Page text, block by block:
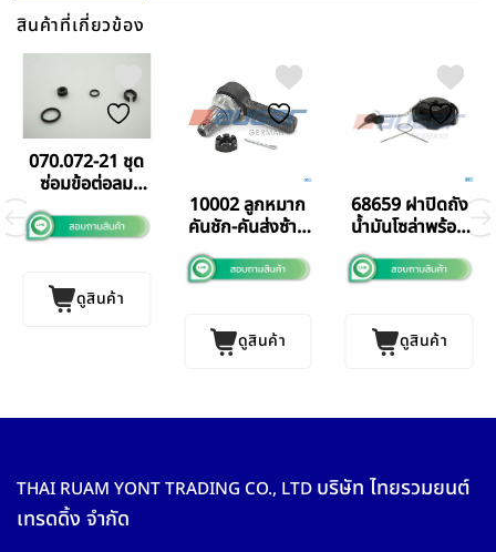
สินค้าที่เกี่ยวข้อง
070.072-21 ชุด
ซ่อมข้อต่อลม
Mercedes
Benz 457 IBC
ดูสินค้า
10002 ลูกหมาก
คันชัก-คันส่งซ้าย
Benz Scania
ดูสินค้า
68659 ฝาปิดถัง
น้ำมันโซล่าพร้อม
กุญแจ Man
Benz Volvo
ดูสินค้า
THAI RUAM YONT TRADING CO., LTD บริษัท ไทยรวมยนต์
เทรดดิ้ง จำกัด